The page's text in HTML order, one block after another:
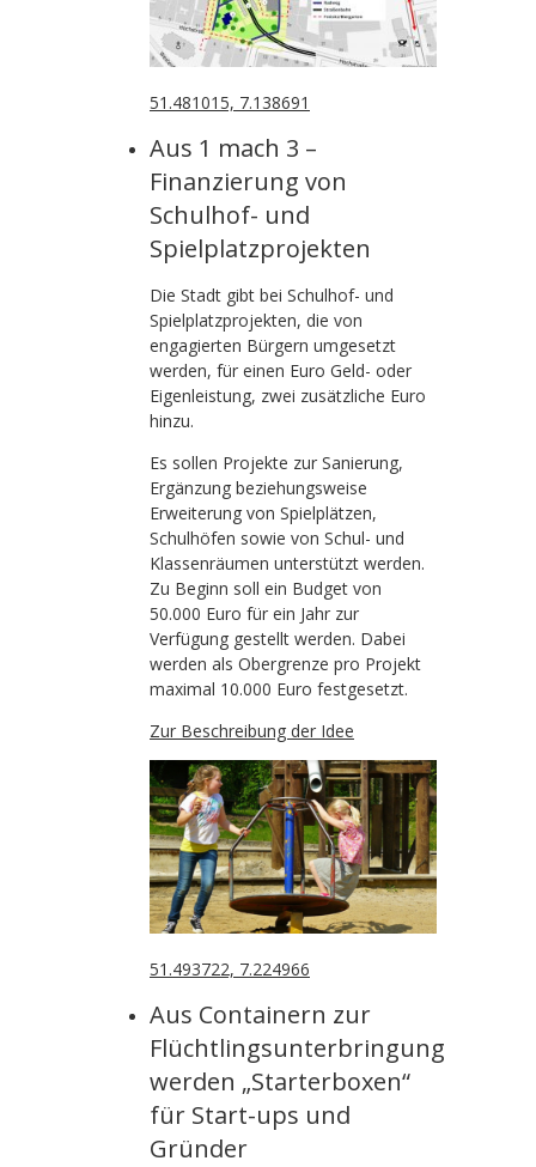
51.481015, 7.138691
Aus 1 mach 3 –
Finanzierung von
Schulhof- und
Spielplatzprojekten
Die Stadt gibt bei Schulhof- und
Spielplatzprojekten, die von
engagierten Bürgern umgesetzt
werden, für einen Euro Geld- oder
Eigenleistung, zwei zusätzliche Euro
hinzu.
Es sollen Projekte zur Sanierung,
Ergänzung beziehungsweise
Erweiterung von Spielplätzen,
Schulhöfen sowie von Schul- und
Klassenräumen unterstützt werden.
Zu Beginn soll ein Budget von
50.000 Euro für ein Jahr zur
Verfügung gestellt werden. Dabei
werden als Obergrenze pro Projekt
maximal 10.000 Euro festgesetzt.
Zur Beschreibung der Idee
51.493722, 7.224966
Aus Containern zur
Flüchtlingsunterbringung
werden „Starterboxen“
für Start-ups und
Gründer